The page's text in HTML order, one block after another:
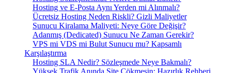
Hosting ve E-Posta Aynı Yerden mi Alınmalı?
Ücretsiz Hosting Neden Riskli? Gizli Maliyetler
Sunucu Kiralama Maliyeti: Neye Göre Değişir?
Adanmış (Dedicated) Sunucu Ne Zaman Gerekir?
VPS mi VDS mi Bulut Sunucu mu? Kapsamlı
Karşılaştırma
Hosting SLA Nedir? Sözleşmede Neye Bakmalı?
Yüksek Trafik Anında Site Çökmesin: Hazırlık Rehberi